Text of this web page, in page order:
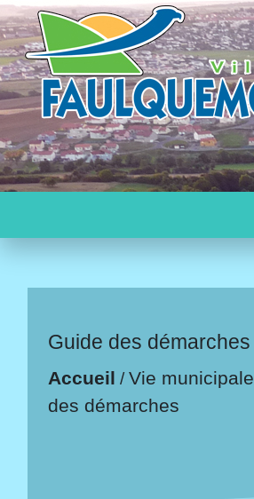
Guide des démarches
Accueil /Vie municipale
des démarches